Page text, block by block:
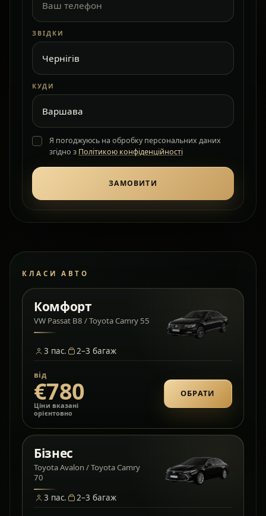
ЗВІДКИ
КУДИ
Я погоджуюсь на обробку персональних даних
згідно з Політикою конфіденційності
ЗАМОВИТИ
КЛАСИ АВТО
Комфорт
VW Passat B8 / Toyota Camry 55
3 пас. 2–3 багаж
від
€780
Ціни вказані
орієнтовно
ОБРАТИ
Бізнес
Toyota Avalon / Toyota Camry
70
3 пас. 2–3 багаж